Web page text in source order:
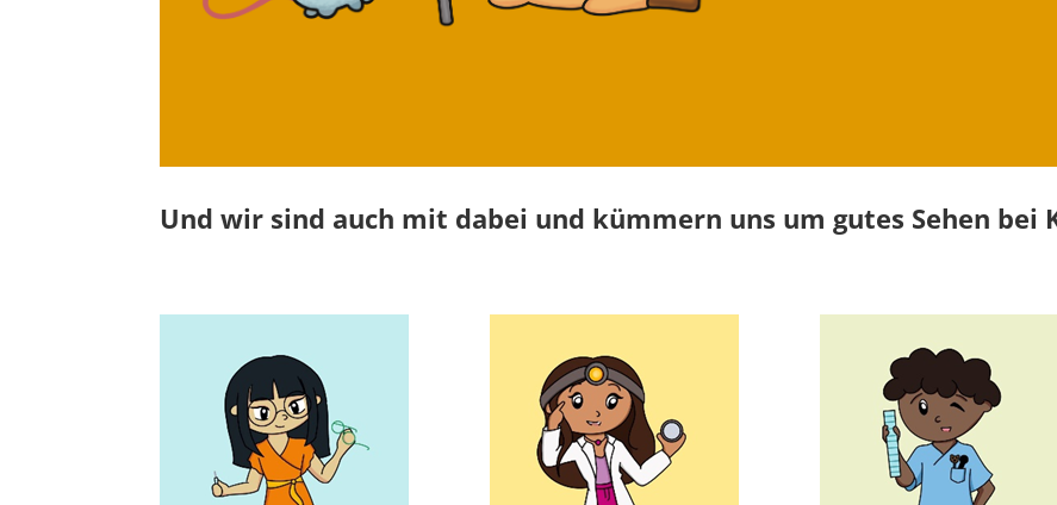
Und wir sind auch mit dabei und kümmern uns um gutes Sehen bei